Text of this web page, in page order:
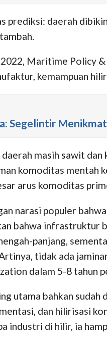
prediksi: daerah
Maritime Policy
kemampuan
Segelintir
masih sawit
komoditas mentah
arus komoditas
narasi populer
bahwa
panjang,
tidak ada
dalam 5-8 tahun
utama bahkan
dan hilirisasi
industri di hilir, ia